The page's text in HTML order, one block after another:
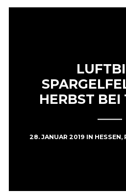
HERBST BEI
28. JANUAR 2019 IN HESSEN,